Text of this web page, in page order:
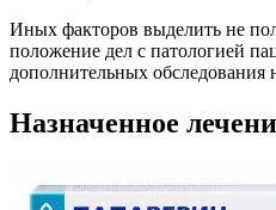
Иных факторов выделить не
положение дел с патологией
дополнительных обследования
Назначенное